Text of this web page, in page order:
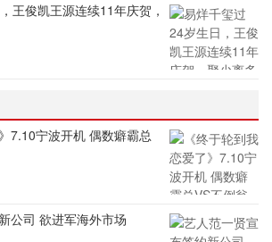
王俊凯王源连续11年庆贺，
7.10宁波开机 偶数癖霸总
公司 欲进军海外市场